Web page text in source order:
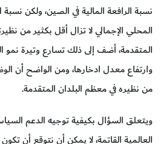
نسبة الرافعة المالية في الصين، ولكن نسبة
المحلي الإجمالي لا تزال أقل بكثير من
المتقدمة، أضف إلى ذلك تسارع وتيرة نمو
وارتفاع معدل ادخارها، ومن الواضح أن
من نظيره في معظم البلدان المتقدمة.
ويتعلق السؤال بكيفية توجيه الدعم
العالمية القاتمة، لا يمكن أن نتوقع أن